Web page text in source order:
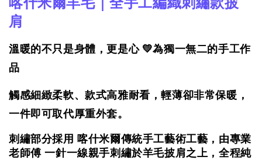
喀什米爾羊毛｜全手工編織刺繡款披
肩
溫暖的不只是身體，更是心 💛為獨一無二的手工作
品
觸感細緻柔軟、款式高雅耐看，輕薄卻非常保暖，
一件即可取代厚重外套。
刺繡部分採用 喀什米爾傳統手工藝術工藝，由專業
老師傅 一針一線親手刺繡於羊毛披肩之上，全程純